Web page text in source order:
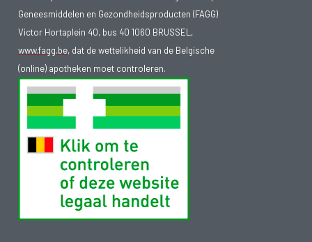
Geneesmiddelen en Gezondheidsproducten (FAGG)
Victor Hortaplein 40, bus 40 1060 BRUSSEL,
www.fagg.be, dat de wettelikheid van de Belgische
(online) apotheken moet controleren.